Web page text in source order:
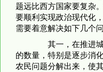
题远比西方国家要复杂
要顺利实现政治现代化
需要着意解决如下几个问
其一，在推进城
的数量，特别是逐步消
农民问题分解出来，使